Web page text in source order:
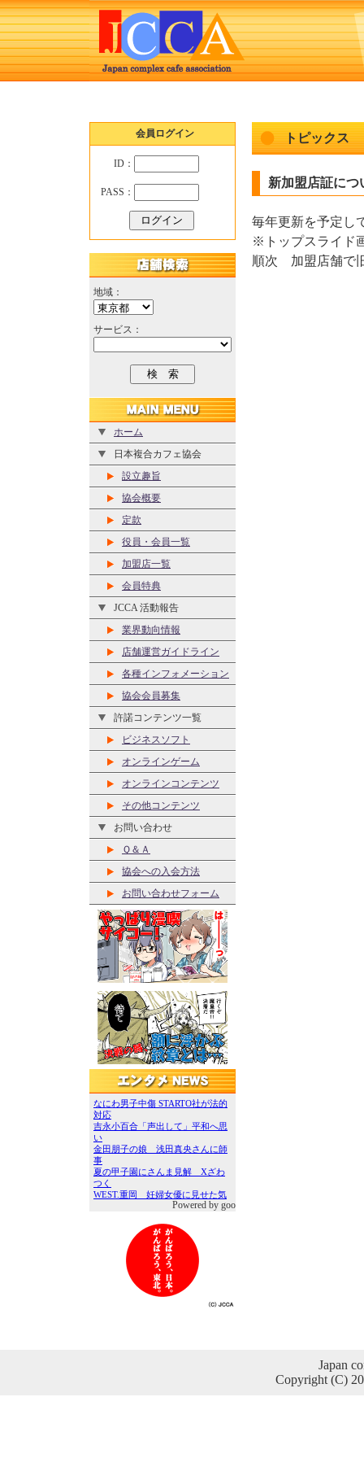
会員ログイン
ID：
PASS：
地域：
サービス：
ホーム
日本複合カフェ協会
設立趣旨
協会概要
定款
役員・会員一覧
加盟店一覧
会員特典
JCCA 活動報告
業界動向情報
店舗運営ガイドライン
各種インフォメーション
協会会員募集
許諾コンテンツ一覧
ビジネスソフト
オンラインゲーム
オンラインコンテンツ
その他コンテンツ
お問い合わせ
Ｑ＆Ａ
協会への入会方法
お問い合わせフォーム
Powered by goo
トピックス
新加盟店証に
毎年更新を予定し
※トップスライド
順次 加盟店舗で
Japan
Copyright (C)